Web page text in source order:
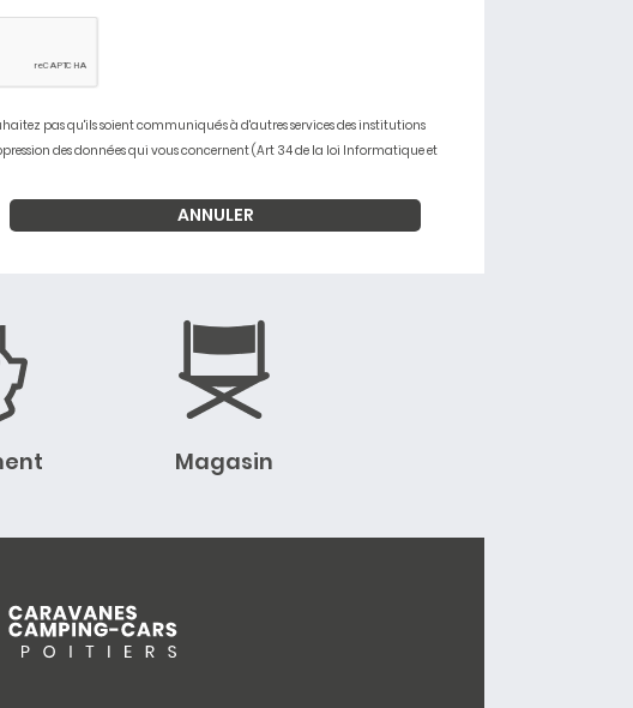
pas qu'ils soient communiqués à d'autres services des institutions
des données qui vous concernent (Art 34 de la loi Informatique et
Magasin